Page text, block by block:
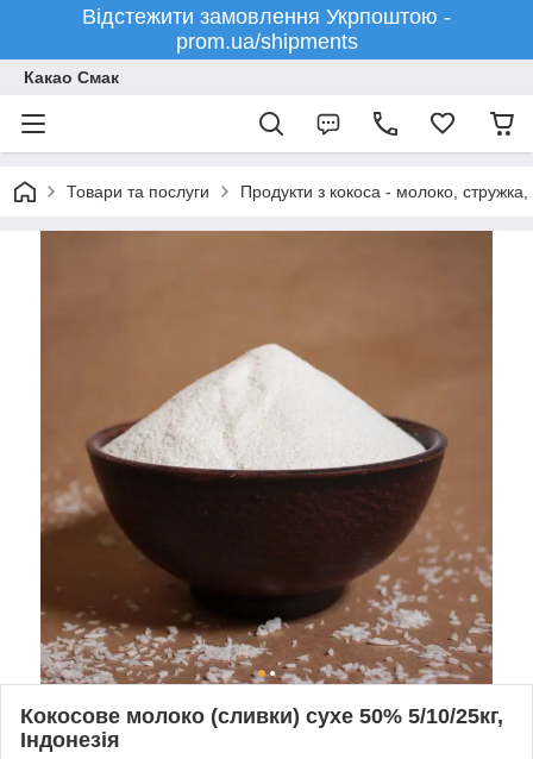
Відстежити замовлення Укрпоштою -
prom.ua/shipments
Какао Смак
Товари та послуги Продукти з кокоса - молоко, стружка,
Кокосове молоко (сливки) сухе 50% 5/10/25кг,
Індонезія